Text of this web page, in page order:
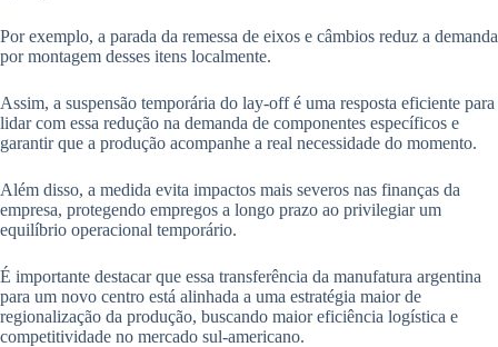
Por exemplo, a parada da remessa de eixos e câmbios reduz a demanda
por montagem desses itens localmente.
Assim, a suspensão temporária do lay-off é uma resposta eficiente para
lidar com essa redução na demanda de componentes específicos e
garantir que a produção acompanhe a real necessidade do momento.
Além disso, a medida evita impactos mais severos nas finanças da
empresa, protegendo empregos a longo prazo ao privilegiar um
equilíbrio operacional temporário.
É importante destacar que essa transferência da manufatura argentina
para um novo centro está alinhada a uma estratégia maior de
regionalização da produção, buscando maior eficiência logística e
competitividade no mercado sul-americano.